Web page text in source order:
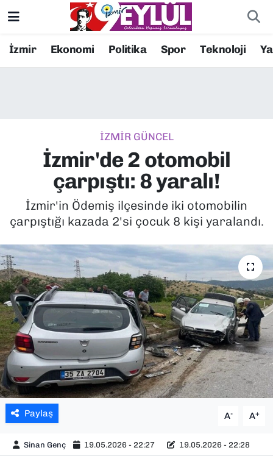
İzmir Ekonomi Politika Spor Teknoloji
İZMİR GÜNCEL
İzmir'de 2 otomobil
çarpıştı: 8 yaralı!
İzmir'in Ödemiş ilçesinde iki otomobilin
çarpıştığı kazada 2'si çocuk 8 kişi yaralandı.
Paylaş A- A+
Sinan Genç 19.05.2026 - 22:27 19.05.2026 - 22:28
Resmi İlanlar
EKONOMİ
KÜLTÜR SANAT
POLİTİKA
SAĞLIK
SPOR
TEKNOLOJİ
YAŞAM
YEREL YÖNETİMLER
Konak Nöbetçi Eczaneler
Süper Lig Puan Durumu ve Fikstür
Tüm Manşetler
Son Dakika Haberleri